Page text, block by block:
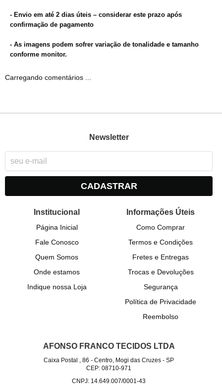
- Envio em até 2 dias úteis – considerar este prazo após
confirmação de pagamento
- As imagens podem sofrer variação de tonalidade e tamanho
conforme monitor.
Carregando comentários ...
Newsletter
CADASTRAR
Institucional
Página Inicial
Fale Conosco
Quem Somos
Onde estamos
Indique nossa Loja
Informações Úteis
Como Comprar
Termos e Condições
Fretes e Entregas
Trocas e Devoluções
Segurança
Política de Privacidade
Reembolso
AFONSO FRANCO TECIDOS LTDA
Caixa Postal , 86 -Centro, Mogi das Cruzes -SP
CEP: 08710-971
CNPJ: 14.649.007/0001-43